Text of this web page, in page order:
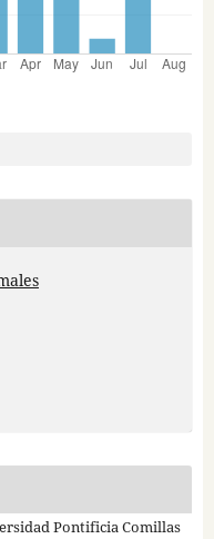
Pontificia Comillas